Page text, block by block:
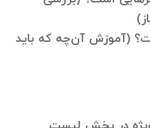
(آموزش آن‌چه که باید